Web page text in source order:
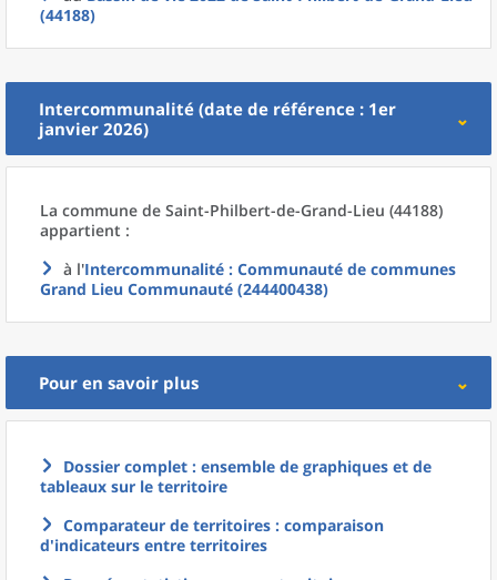
(44188)
Intercommunalité (date de référence : 1er
janvier 2026)
La commune de Saint-Philbert-de-Grand-Lieu (44188)
appartient :
à l'Intercommunalité : Communauté de communes
Grand Lieu Communauté (244400438)
Pour en savoir plus
Dossier complet : ensemble de graphiques et de
tableaux sur le territoire
Comparateur de territoires : comparaison
d'indicateurs entre territoires